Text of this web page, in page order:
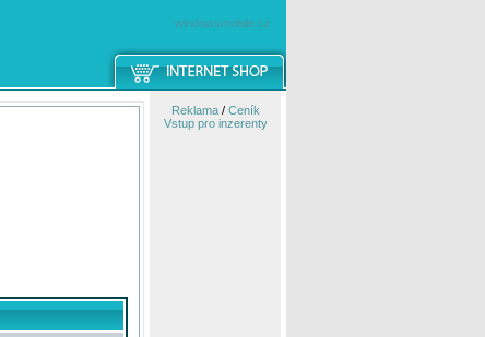
windowsmobile.cz
Reklama/ Ceník
Vstup pro inzerenty